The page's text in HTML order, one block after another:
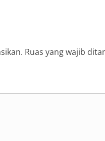
Ruas yang wajib